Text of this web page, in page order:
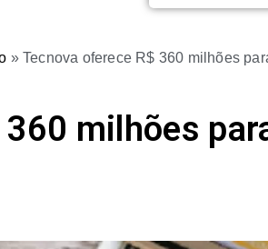
»Tecnova oferece R$ 360 milhões
milhões